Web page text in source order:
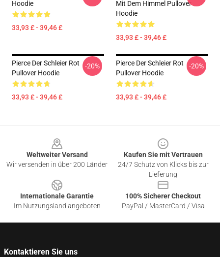
Hoodie
33,93 £ - 39,46 £
Mit Dem Himmel Pullover
Hoodie
33,93 £ - 39,46 £
Pierce Der Schleier Rot
Pullover Hoodie
33,93 £ - 39,46 £
-20%
Pierce Der Schleier Rot
Pullover Hoodie
33,93 £ - 39,46 £
-20%
Weltweiter Versand
Wir versenden in über 200 Länder
Kaufen Sie mit Vertrauen
24/7 Schutz von Klicks bis zur
Lieferung
Internationale Garantie
Im Nutzungsland angeboten
100% Sicherer Checkout
PayPal / MasterCard / Visa
Kontaktieren Sie uns